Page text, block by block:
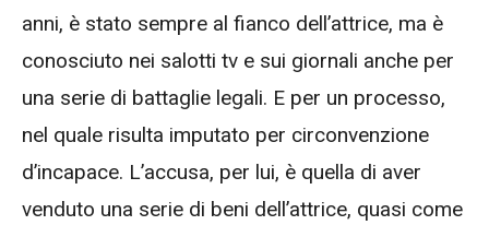
anni, è stato sempre al fianco dell’attrice, ma è
conosciuto nei salotti tv e sui giornali anche per
una serie di battaglie legali. E per un processo,
nel quale risulta imputato per circonvenzione
d’incapace. L’accusa, per lui, è quella di aver
venduto una serie di beni dell’attrice, quasi come